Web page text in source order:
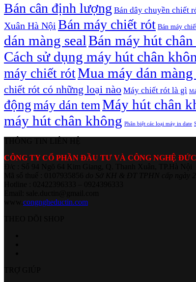
Bán cân định lượng Bán dây chuyền chiết
Xuân Hà Nội Bán máy chiết rót Bán máy
dán màng sealBán máy hút
Cách sử dụng máy hút chân
máy chiết rótMua máy dán màng
chiết rót có những loại nào Máy chiết rót là gì
độngmáy dán temMáy hút chân
máy hút chân không Phân biệt các loại máy in date
CÔNG TY CỔ PHẦN ĐẦU TƯ VÀ CÔNG NGHỆ
congngheductin.com